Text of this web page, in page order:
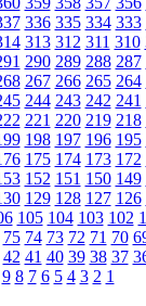
336 335 334 333
313 312 311 310
290 289 288 287
267 266 265 264
244 243 242 241
221 220 219 218
198 197 196 195
175 174 173 172
152 151 150 149
129 128 127 126
105 104 103 102
75 74 73 72 71 70
42 41 40 39 38 37
9 8 7 6 5 4 3 2 1